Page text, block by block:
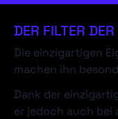
DER FILTER
Die einzigartigen
machen ihn
Dank der
er jedoch auch bei